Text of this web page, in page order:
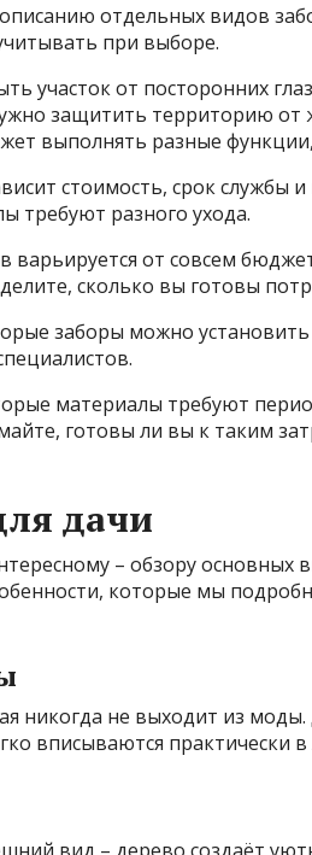
отдельных видов
при выборе.
участок от посторонних
защитить территорию от
выполнять разные
стоимость, срок службы
требуют разного ухода.
варьируется от совсем
сколько вы готовы
заборы можно установить
материалы требуют
готовы ли вы к таким
дачи
– обзору основных
которые мы
никогда не выходит из
вписываются практически
вид – дерево создаёт